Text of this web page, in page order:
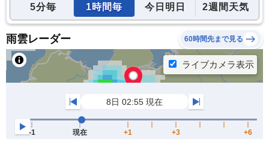
5分毎 1時間毎 今日明日 2週間天気
雨雲レーダー 60時間先まで見る